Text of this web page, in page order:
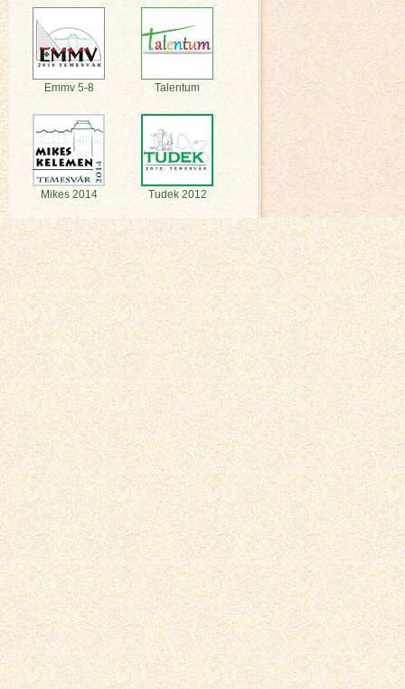
Emmv 5-8 Talentum
Mikes 2014 Tudek 2012